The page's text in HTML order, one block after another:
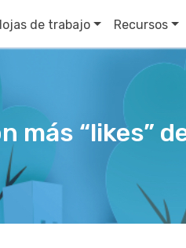
de trabajo Recursos
más “likes”